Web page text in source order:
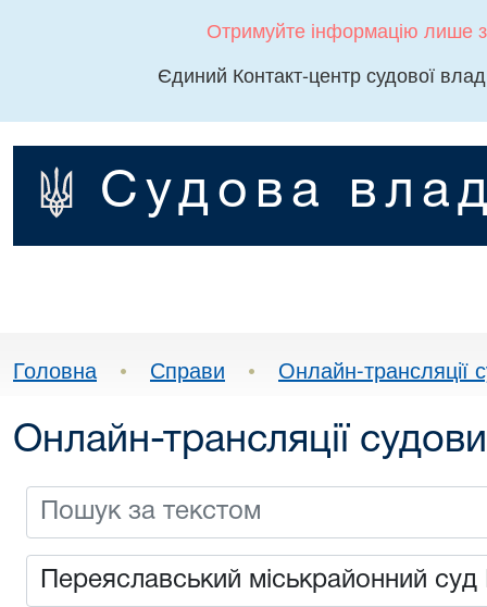
Отримуйте інформацію лише
Єдиний Контакт-центр судової
Судова
Головна • Справи • Онлайн-трансляції
Онлайн-трансляції